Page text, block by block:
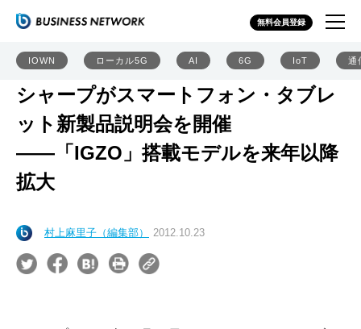
無料会員登録
IOWN ローカル5G AI 6G IoT 通
シャープがスマートフォン・タブレ
ット新製品説明会を開催
――「IGZO」搭載モデルを来年以降
拡大
村上麻里子（編集部） 2012.10.23